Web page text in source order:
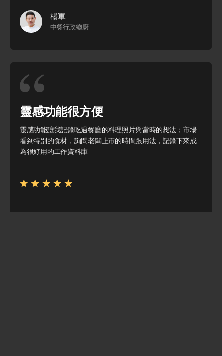
楊軍
中餐行政總廚
靈感功能很方便
靈感功能讓我記錄吃過餐廳的料理照片與當時的想法；市場
看到特別的食材，詢問老闆上市的時間跟用法，記錄下來成
為很好用的工作資料庫